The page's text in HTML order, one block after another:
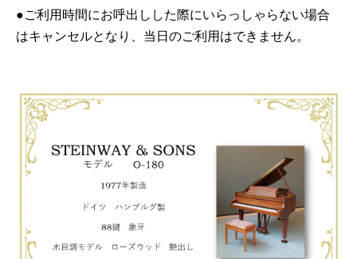
●ご利用時間にお呼出しした際にいらっしゃらない場合
はキャンセルとなり、当日のご利用はできません。